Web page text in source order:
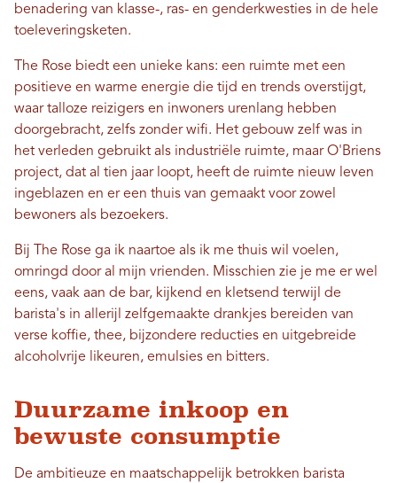
benadering van klasse-, ras- en genderkwesties in de hele
toeleveringsketen.
The Rose biedt een unieke kans: een ruimte met een
positieve en warme energie die tijd en trends overstijgt,
waar talloze reizigers en inwoners urenlang hebben
doorgebracht, zelfs zonder wifi. Het gebouw zelf was in
het verleden gebruikt als industriële ruimte, maar O'Briens
project, dat al tien jaar loopt, heeft de ruimte nieuw leven
ingeblazen en er een thuis van gemaakt voor zowel
bewoners als bezoekers.
Bij The Rose ga ik naartoe als ik me thuis wil voelen,
omringd door al mijn vrienden. Misschien zie je me er wel
eens, vaak aan de bar, kijkend en kletsend terwijl de
barista's in allerijl zelfgemaakte drankjes bereiden van
verse koffie, thee, bijzondere reducties en uitgebreide
alcoholvrije likeuren, emulsies en bitters.
Duurzame inkoop en
bewuste consumptie
De ambitieuze en maatschappelijk betrokken barista